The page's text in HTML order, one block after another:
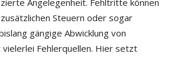
Steuern oder sogar
gängige Abwicklung von
Fehlerquellen. Hier setzt